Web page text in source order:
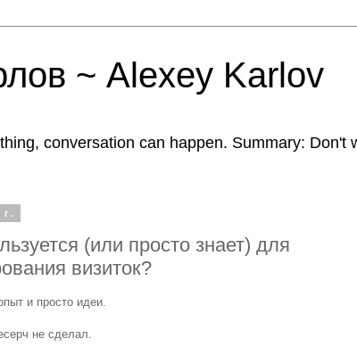
~ Alexey Karlov
conversation can happen. Summary: Don't
(или просто знает) для
визиток?
и просто идеи.
не сделал.